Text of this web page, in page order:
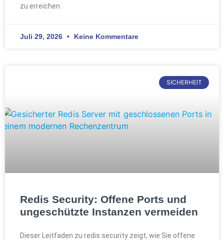
zu erreichen.
Juli 29, 2026 Keine Kommentare
SICHERHEIT
Redis Security: Offene Ports und
ungeschützte Instanzen vermeiden
Dieser Leitfaden zu redis security zeigt, wie Sie offene